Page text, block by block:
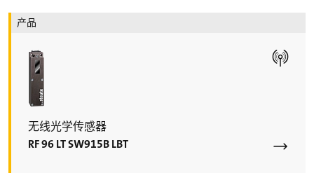
产品
无线光学传感器
RF 96 LT SW915B LBT